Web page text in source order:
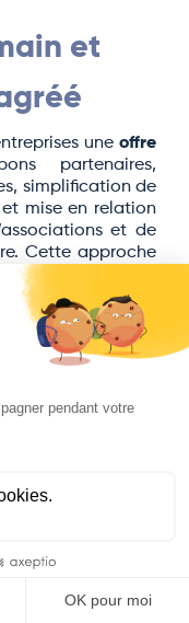
et
une offre
partenaires,
simplification de
mise en relation
et de
Cette approche
tout en
pour
c’est pourquoi
et objectifs.
tableaux de bord
déchets évités et